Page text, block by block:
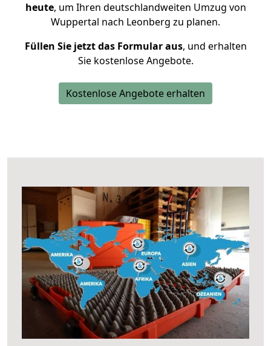
heute, um Ihren deutschlandweiten Umzug von
Wuppertal nach Leonberg zu planen.
Füllen Sie jetzt das Formular aus, und erhalten
Sie kostenlose Angebote.
Kostenlose Angebote erhalten